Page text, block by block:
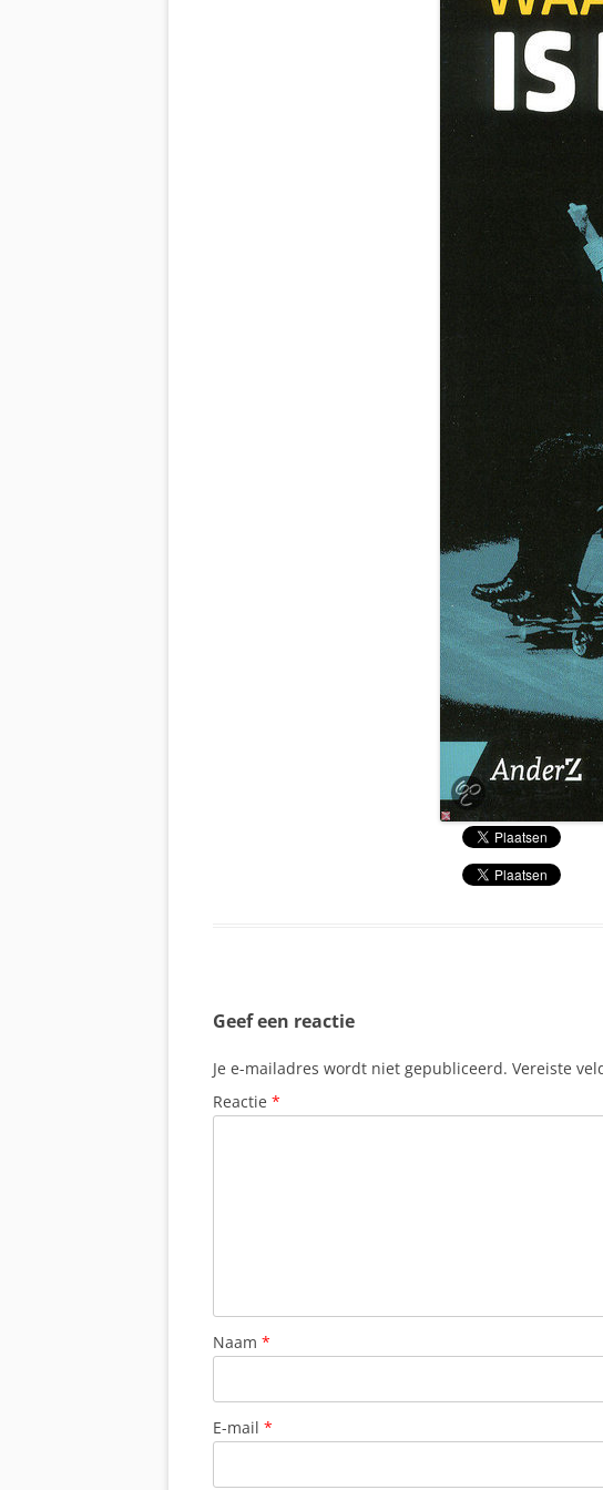
Geef een reactie
Je e-mailadres wordt niet gepubliceerd. Vereiste
Reactie *
Naam *
E-mail *